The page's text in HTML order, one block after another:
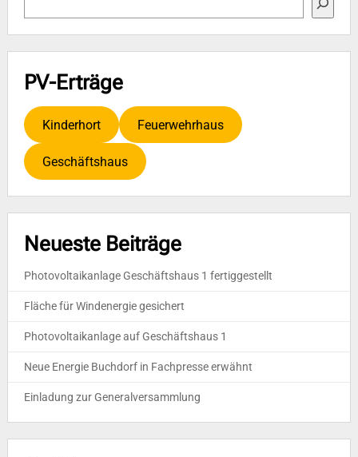
PV-Erträge
Kinderhort Feuerwehrhaus
Geschäftshaus
Neueste Beiträge
Photovoltaikanlage Geschäftshaus 1 fertiggestellt
Fläche für Windenergie gesichert
Photovoltaikanlage auf Geschäftshaus 1
Neue Energie Buchdorf in Fachpresse erwähnt
Einladung zur Generalversammlung